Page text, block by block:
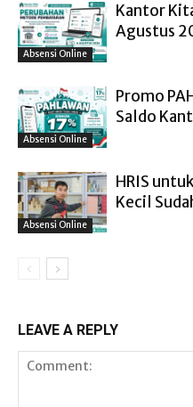
Absensi Online
Kantor
Agustus
Absensi Online
Promo
Saldo
Absensi Online
HRIS
Kecil
LEAVE A REPLY